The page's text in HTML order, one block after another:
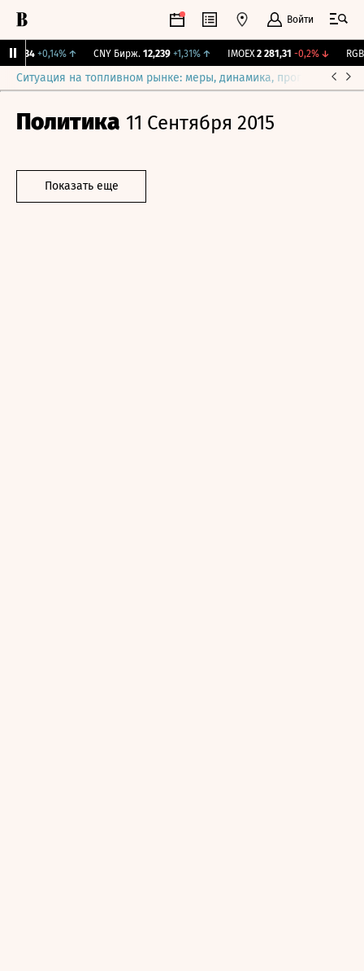
Войти
+0,14%↑ CNY Бирж. 12,239 +1,31% ↑ IMOEX 2 281,31 -0,2%↓
Ситуация на топливном рынке: меры, динамика, прогнозы
Политика 11 Сентября 2015
Показать еще